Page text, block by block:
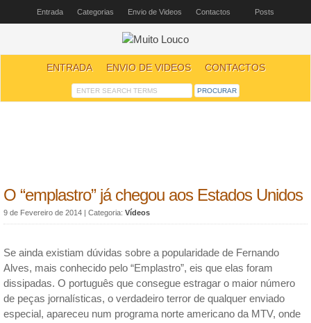
Entrada Categorias Envio de Videos Contactos Posts
ENTRADA ENVIO DE VIDEOS CONTACTOS
O “emplastro” já chegou aos Estados Unidos
9 de Fevereiro de 2014 | Categoria: Vídeos
Se ainda existiam dúvidas sobre a popularidade de Fernando
Alves, mais conhecido pelo “Emplastro”, eis que elas foram
dissipadas. O português que consegue estragar o maior número
de peças jornalísticas, o verdadeiro terror de qualquer enviado
especial, apareceu num programa norte americano da MTV, onde